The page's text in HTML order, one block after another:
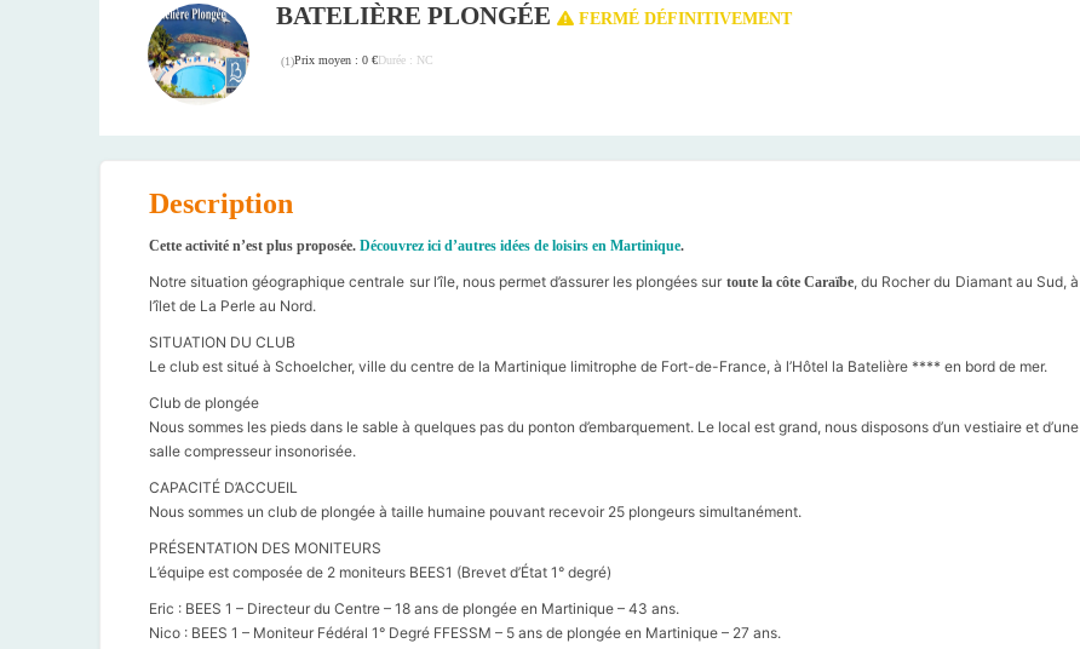
BATELIÈRE PLONGÉE FERMÉ DÉFINITIVEMENT
(1)Prix moyen : 0 €Durée : NC
Description
Cette activité n’est plus proposée. Découvrez ici d’autres idées de loisirs en Martinique.
Notre situation géographique centrale sur l’île, nous permet d’assurer les plongées sur toute la côte Caraïbe , du Rocher du Diamant au Sud, à
l’îlet de La Perle au Nord.
SITUATION DU CLUB
Le club est situé à Schoelcher, ville du centre de la Martinique limitrophe de Fort-de-France, à l’Hôtel la Batelière **** en bord de mer.
Club de plongée
Nous sommes les pieds dans le sable à quelques pas du ponton d’embarquement. Le local est grand, nous disposons d’un vestiaire et d’une
salle compresseur insonorisée.
CAPACITÉ D’ACCUEIL
Nous sommes un club de plongée à taille humaine pouvant recevoir 25 plongeurs simultanément.
PRÉSENTATION DES MONITEURS
L’équipe est composée de 2 moniteurs BEES1 (Brevet d’État 1° degré)
Eric : BEES 1 – Directeur du Centre – 18 ans de plongée en Martinique – 43 ans.
Nico : BEES 1 – Moniteur Fédéral 1° Degré FFESSM – 5 ans de plongée en Martinique – 27 ans.